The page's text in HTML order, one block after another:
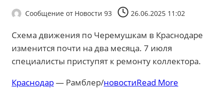
Сообщение от Новости 93 26.06.2025 11:02
Схема движения по Черемушкам в Краснодаре
изменится почти на два месяца. 7 июля
специалисты приступят к ремонту коллектора.
Краснодар— Рамблер/новостиRead More